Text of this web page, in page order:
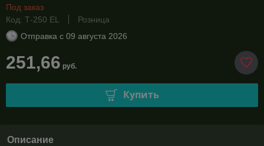
Под заказ
Код: Т-250 EL
Розница
Отправка с 09 августа 2026
251,66 руб.
Купить
Описание